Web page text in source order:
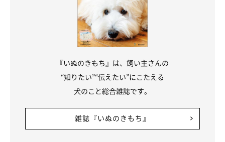
『いぬのきもち』は、飼い主さんの
“知りたい”“伝えたい”にこたえる
犬のこと総合雑誌です。
雑誌『いぬのきもち』